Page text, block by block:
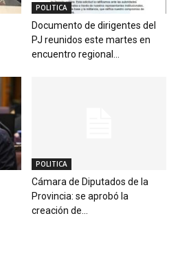
POLITICA
Documento de dirigentes del
PJ reunidos este martes en
encuentro regional...
POLITICA
Cámara de Diputados de la
Provincia: se aprobó la
creación de...